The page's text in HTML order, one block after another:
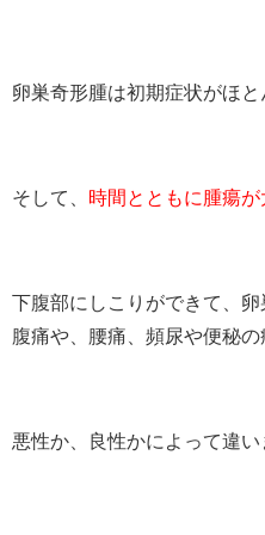
卵巣奇形腫は初期症状がほと
そして、 時間とともに腫瘍が
下腹部にしこりができて、卵
腹痛や、腰痛、頻尿や便秘の
悪性か、良性かによって違い